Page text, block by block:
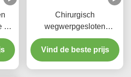
Gesloten Zuigsysteem